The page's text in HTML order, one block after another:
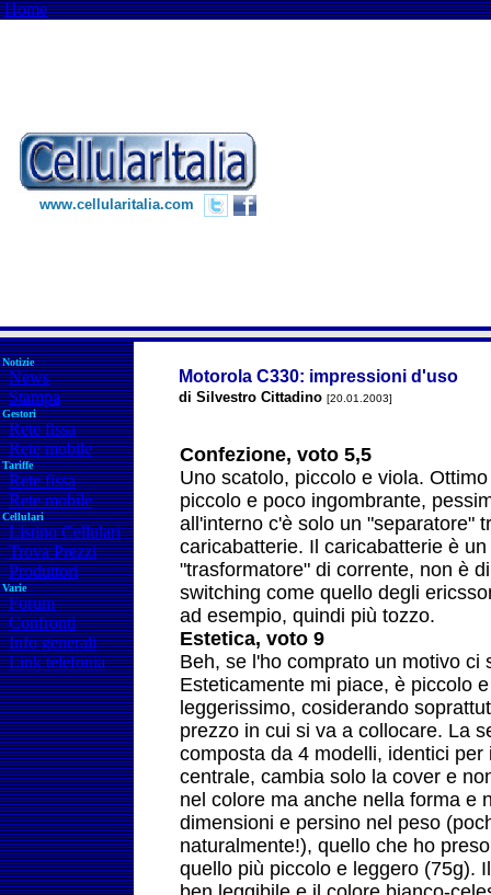
Home
www.cellularitalia.com
Notizie
News
Stampa
Gestori
Rete fissa
Rete mobile
Tariffe
Rete fissa
Rete mobile
Cellulari
Listino Cellulari
Trova Prezzi
Produttori
Varie
Forum
Confronti
Info generali
Link telefonia
Motorola C330: impressioni d'uso
di Silvestro Cittadino [20.01.2003]
Confezione, voto 5,5
Uno scatolo, piccolo e viola.
piccolo e poco ingombrante,
all'interno c'è solo un "separatore"
caricabatterie. Il caricabatterie è
"trasformatore" di corrente, non è
switching come quello degli
ad esempio, quindi più tozzo.
Estetica, voto 9
Beh, se l'ho comprato un motivo ci
Esteticamente mi piace, è piccolo e
leggerissimo, cosiderando
prezzo in cui si va a collocare. La
composta da 4 modelli, identici per
centrale, cambia solo la cover e
nel colore ma anche nella forma e
dimensioni e persino nel peso
naturalmente!), quello che ho
quello più piccolo e leggero (75g).